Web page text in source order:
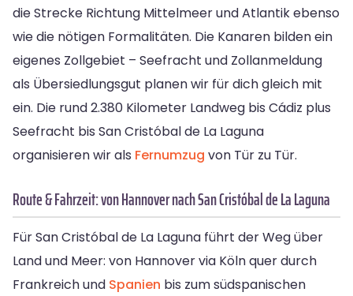
die Strecke Richtung Mittelmeer und Atlantik ebenso
wie die nötigen Formalitäten. Die Kanaren bilden ein
eigenes Zollgebiet – Seefracht und Zollanmeldung
als Übersiedlungsgut planen wir für dich gleich mit
ein. Die rund 2.380 Kilometer Landweg bis Cádiz plus
Seefracht bis San Cristóbal de La Laguna
organisieren wir als Fernumzug von Tür zu Tür.
Route & Fahrzeit: von Hannover nach San Cristóbal de La Laguna
Für San Cristóbal de La Laguna führt der Weg über
Land und Meer: von Hannover via Köln quer durch
Frankreich und Spanien bis zum südspanischen